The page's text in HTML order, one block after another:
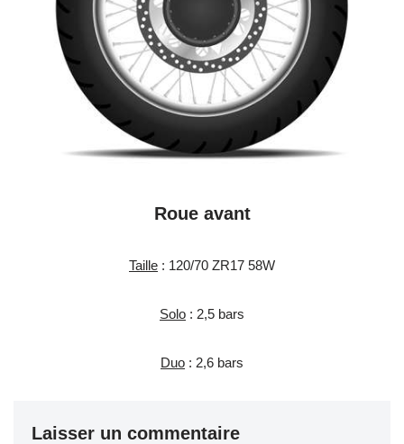
Roue avant
Taille : 120/70 ZR17 58W
Solo : 2,5 bars
Duo : 2,6 bars
Laisser un commentaire